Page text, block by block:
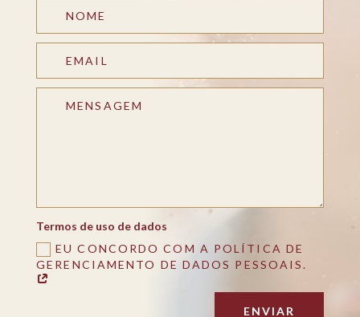
Termos de uso de dados
EU CONCORDO COM A POLÍTICA DE
GERENCIAMENTO DE DADOS PESSOAIS.
ENVIAR